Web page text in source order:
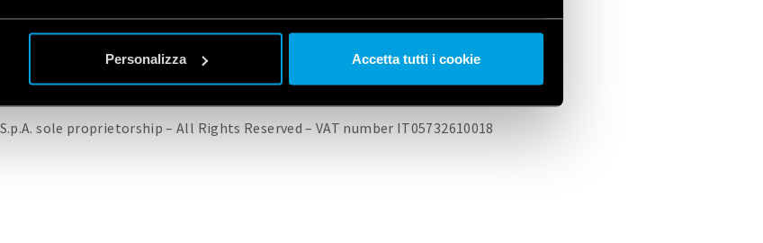
Personalizza Accetta tutti i cookie
sole proprietorship – All Rights Reserved – VAT number IT05732610018